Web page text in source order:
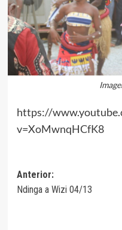
https://
v=XoMwnqHCfK8
Navegação
de
Anterior:
Ndinga a Wizi 04/13